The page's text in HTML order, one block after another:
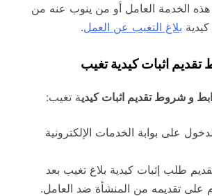
الخدمة العامل أو من ينوب عنه من
بلاغ التغيب عن العمل.
اثبات كيدية تغيب
و شروط تقديم اثبات كيدية تغيب:
على بوابة الخدمات الإلكترونية
طلب إثبات كيدية بلاغ تغيب بعد
على تقديمه من المنشأة ضد العامل.